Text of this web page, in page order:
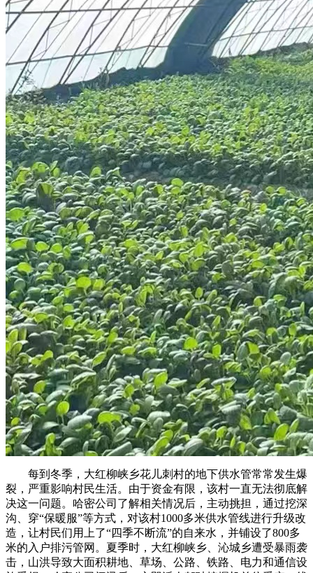
每到冬季，大红柳峡乡花儿刺村的地下供水管常常发生爆
裂，严重影响村民生活。由于资金有限，该村一直无法彻底解
决这一问题。哈密公司了解相关情况后，主动挑担，通过挖深
沟、穿“保暖服”等方式，对该村1000多米供水管线进行升级改
造，让村民们用上了“四季不断流”的自来水，并铺设了800多
米的入户排污管网。夏季时，大红柳峡乡、沁城乡遭受暴雨袭
击，山洪导致大面积耕地、草场、公路、铁路、电力和通信设